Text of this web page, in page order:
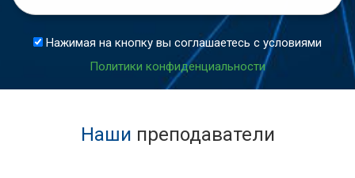
Нажимая на кнопку вы соглашаетесь с условиями
Политики конфиденциальности
Наши преподаватели